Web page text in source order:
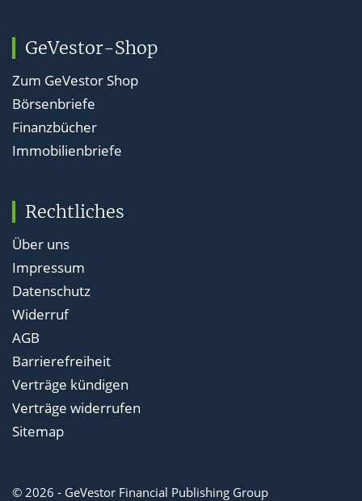
GeVestor-Shop
Zum GeVestor Shop
Börsenbriefe
Finanzbücher
Immobilienbriefe
Rechtliches
Über uns
Impressum
Datenschutz
Widerruf
AGB
Barrierefreiheit
Verträge kündigen
Verträge widerrufen
Sitemap
© 2026 - GeVestor Financial Publishing Group